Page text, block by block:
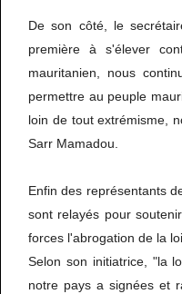
De son côté, le
première à s'élever
mauritanien, nous
permettre au peuple
loin de tout extrémisme,
Sarr Mamadou.
Enfin des représentants
sont relayés pour
forces l'abrogation de la
Selon son initiatrice, "la
notre pays a signées et